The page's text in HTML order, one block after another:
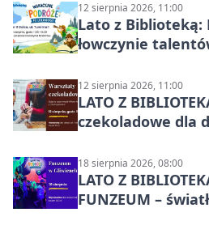
12 sierpnia 2026, 11:00
Lato z Biblioteką:
łowczynie
12 sierpnia 2026, 11:00
LATO Z
czekoladowe dla
18 sierpnia 2026, 08:00
LATO Z
FUNZEUM –